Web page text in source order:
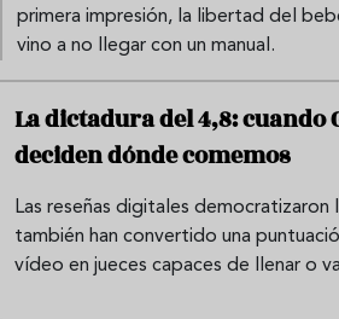
primera impresión, la libertad del
vino a no llegar con un manual.
La dictadura del 4,8: cuando
deciden dónde comemos
Las reseñas digitales democratizaron
también han convertido una
vídeo en jueces capaces de llenar o